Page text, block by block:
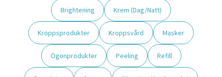
Brightening Krem (Dag/Natt)
Kroppsprodukter Kroppsvård Masker
Ögonprodukter Peeling Refill